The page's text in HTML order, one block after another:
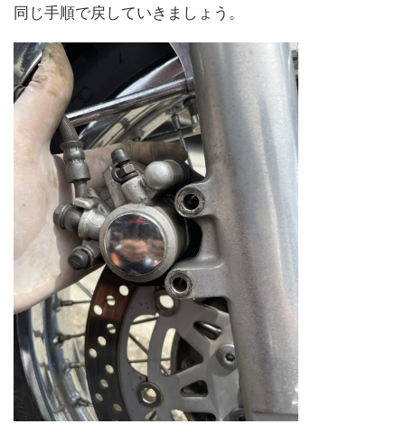
同じ手順で戻していきましょう。